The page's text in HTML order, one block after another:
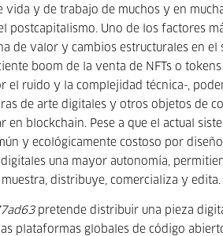
y de trabajo de muchos y en
postcapitalismo. Uno de los factores
de valor y cambios estructurales en el
boom de la venta de NFTs o
ruido y la complejidad técnica-,
de arte digitales y otros objetos de
blockchain. Pese a que el actual
y ecológicamente costoso por
una mayor autonomía,
distribuye, comercializa y edita.
pretende distribuir una pieza
plataformas globales de código